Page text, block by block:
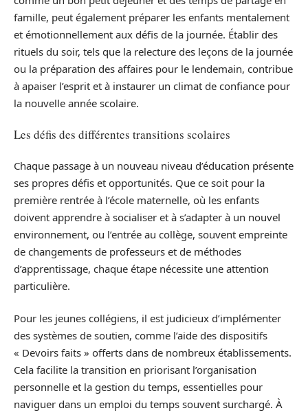
famille, peut également préparer les enfants mentalement
et émotionnellement aux défis de la journée. Établir des
rituels du soir, tels que la relecture des leçons de la journée
ou la préparation des affaires pour le lendemain, contribue
à apaiser l’esprit et à instaurer un climat de confiance pour
la nouvelle année scolaire.
Les défis des différentes transitions scolaires
Chaque passage à un nouveau niveau d’éducation présente
ses propres défis et opportunités. Que ce soit pour la
première rentrée à l’école maternelle, où les enfants
doivent apprendre à socialiser et à s’adapter à un nouvel
environnement, ou l’entrée au collège, souvent empreinte
de changements de professeurs et de méthodes
d’apprentissage, chaque étape nécessite une attention
particulière.
Pour les jeunes collégiens, il est judicieux d’implémenter
des systèmes de soutien, comme l’aide des dispositifs
« Devoirs faits » offerts dans de nombreux établissements.
Cela facilite la transition en priorisant l’organisation
personnelle et la gestion du temps, essentielles pour
naviguer dans un emploi du temps souvent surchargé. À